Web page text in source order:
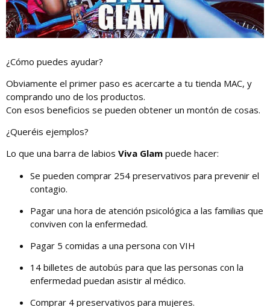
¿Cómo puedes ayudar?
Obviamente el primer paso es acercarte a tu tienda MAC, y
comprando uno de los productos.
Con esos beneficios se pueden obtener un montón de cosas.
¿Queréis ejemplos?
Lo que una barra de labios Viva Glam puede hacer:
Se pueden comprar 254 preservativos para prevenir el
contagio.
Pagar una hora de atención psicológica a las familias que
conviven con la enfermedad.
Pagar 5 comidas a una persona con VIH
14 billetes de autobús para que las personas con la
enfermedad puedan asistir al médico.
Comprar 4 preservativos para mujeres.